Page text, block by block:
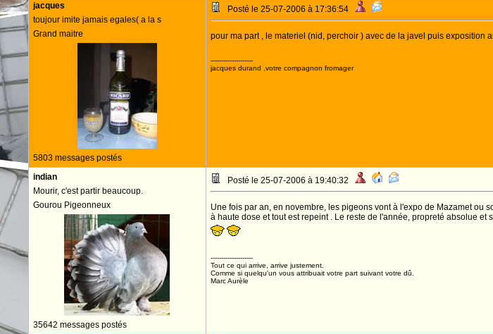
jacques
toujour imite jamais egales( a la s
Grand maitre
5803 messages postés
Posté le 25-07-2006 à 17:36:54
pour ma part , le materiel (nid, perchoir ) avec de la javel puis exposition
--------------------
jacques durand ,votre compagnon fromager
indian
Mourir, c'est partir beaucoup.
Gourou Pigeonneux
35642 messages postés
Posté le 25-07-2006 à 19:40:32
Une fois par an, en novembre, les pigeons vont à l'expo de Mazamet ou
à haute dose et tout est repeint . Le reste de l'année, propreté absolue
--------------------
Tout ce qui arrive, arrive justement.
Comme si quelqu'un vous attribuait votre part suivant votre dû.
Marc Aurèle